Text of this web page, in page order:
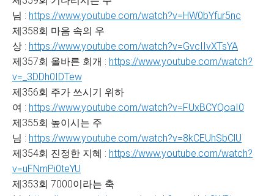
님 : https://www.youtube.com/watch?v=HW0bYfur5nc
제358회 마음 속의 우
상 : https://www.youtube.com/watch?v=GvcIIvXTsYA
제357회 올바른 회개 : https://www.youtube.com/watch?
v=_3DDh0IDTew
제356회 주가 쓰시기 위하
여 : https://www.youtube.com/watch?v=FUxBCYQoaI0
제355회 높이시는 주
님 : https://www.youtube.com/watch?v=8kCEUhSbClU
제354회 진정한 지혜 : https://www.youtube.com/watch?
v=uFNmPi0teYU
제353회 7000이라는 축